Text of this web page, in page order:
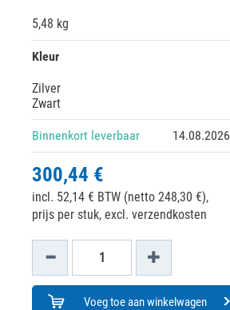
5,48 kg
Kleur
Zilver
Zwart
Binnenkort leverbaar 14.08.2026
300,44 €
incl. 52,14 € BTW (netto 248,30 €),
prijs per stuk, excl. verzendkosten
Voeg toe aan winkelwagen